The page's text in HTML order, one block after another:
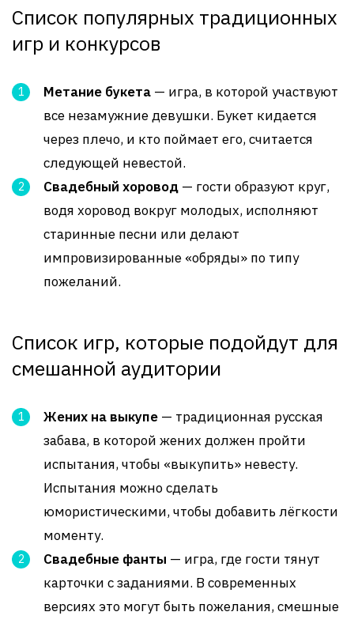
Список популярных традиционных
игр и конкурсов
Метание букета — игра, в которой участвуют
все незамужние девушки. Букет кидается
через плечо, и кто поймает его, считается
следующей невестой.
Свадебный хоровод — гости образуют круг,
водя хоровод вокруг молодых, исполняют
старинные песни или делают
импровизированные «обряды» по типу
пожеланий.
Список игр, которые подойдут для
смешанной аудитории
Жених на выкупе — традиционная русская
забава, в которой жених должен пройти
испытания, чтобы «выкупить» невесту.
Испытания можно сделать
юмористическими, чтобы добавить лёгкости
моменту.
Свадебные фанты — игра, где гости тянут
карточки с заданиями. В современных
версиях это могут быть пожелания, смешные